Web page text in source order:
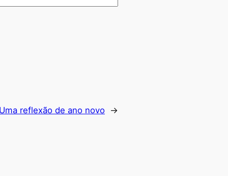
reflexão de ano novo →